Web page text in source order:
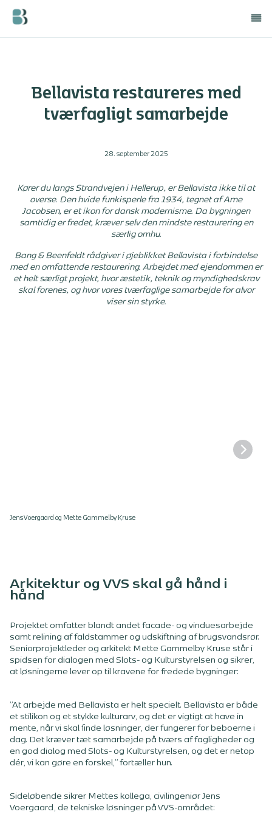
Bellavista restaureres med
tværfagligt samarbejde
28. september 2025
Kører du langs Strandvejen i Hellerup, er Bellavista ikke til at
overse. Den hvide funkisperle fra 1934, tegnet af Arne
Jacobsen, er et ikon for dansk modernisme. Da bygningen
samtidig er fredet, kræver selv den mindste restaurering en
særlig omhu.
Bang & Beenfeldt rådgiver i øjeblikket Bellavista i forbindelse
med en omfattende restaurering. Arbejdet med ejendommen er
et helt særligt projekt, hvor æstetik, teknik og myndighedskrav
skal forenes, og hvor vores tværfaglige samarbejde for alvor
viser sin styrke.
Jens Voergaard og Mette Gammelby Kruse
Arkitektur og VVS skal gå hånd i
hånd
Projektet omfatter blandt andet facade- og vinduesarbejde
samt relining af faldstammer og udskiftning af brugsvandsrør.
Seniorprojektleder og arkitekt Mette Gammelby Kruse står i
spidsen for dialogen med Slots- og Kulturstyrelsen og sikrer,
at løsningerne lever op til kravene for fredede bygninger:
”At arbejde med Bellavista er helt specielt. Bellavista er både
et stilikon og et stykke kulturarv, og det er vigtigt at have in
mente, når vi skal finde løsninger, der fungerer for beboerne i
dag. Det kræver tæt samarbejde på tværs af fagligheder og
en god dialog med Slots- og Kulturstyrelsen, og det er netop
dér, vi kan gøre en forskel,” fortæller hun.
Sideløbende sikrer Mettes kollega, civilingeniør Jens
Voergaard, de tekniske løsninger på VVS-området: